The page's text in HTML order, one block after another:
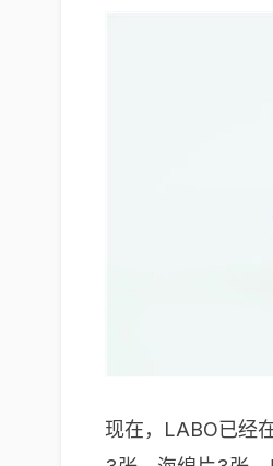
现在，LABO已经